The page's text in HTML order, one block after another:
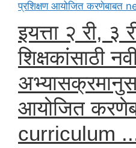
इयत्ता २ री, ३
शिक्षकांसाठी
आयोजित
curriculum